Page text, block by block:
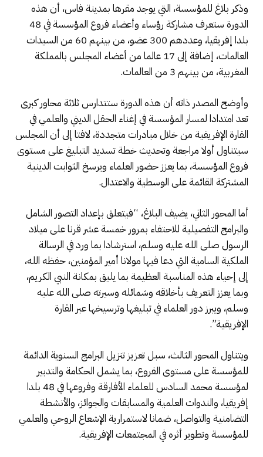
وذكر بلاغ للمؤسسة، التي يوجد مقرها بمدينة فاس، أن هذه
الدورة ستعرف مشاركة رؤساء وأعضاء فروع المؤسسة في 48
بلدا إفريقيا، وعددهم 300 عضو، من بينهم 60 من السيدات
العالمات، إضافة إلى 17 عالما من أعضاء المجلس بالمملكة
المغربية، من بينهم 3 من العالمات.
وأوضح المصدر ذاته أن هذه الدورة ستتدارس ثلاثة محاور كبرى
تعد امتدادا لمسار المؤسسة في إغناء الحقل الديني والعلمي في
القارة الإفريقية من خلال مبادرات متجددة، لافتا إلى أن المجلس
سيتناول أولا مراجعة وتحديث خطة تسديد التبليغ على مستوى
فروع المؤسسة، بما يعزز حضور العلماء ويرسخ الثوابت الدينية
المشتركة القائمة على الوسطية والاعتدال.
أما المحور الثاني، يضيف البلاغ، “فيتعلق بإعداد التصور الشامل
والبرامج التفصيلية للاحتفاء بمرور خمسة عشر قرنا على ميلاد
الرسول صلى الله عليه وسلم، استرشادا بما ورد في الرسالة
الملكية السامية التي دعا فيها مولانا أمير المؤمنين، حفظه الله،
إلى إحياء هذه المناسبة العظيمة بما يليق بمكانة النبي الكريم،
وبما يعزز التعريف بأخلاقه وشمائله وسيرته صلى الله عليه
وسلم، ويبرز دور العلماء في تبليغها وترسيخها عبر القارة
الإفريقية”.
ويتناول المحور الثالث، سبل تعزيز تنزيل البرامج السنوية الدائمة
للمؤسسة على مستوى الفروع، بما يشمل الحكامة والتدبير
لمؤسسة محمد السادس للعلماء الأفارقة وفروعها في 48 بلدا
إفريقيا، والندوات العلمية والمسابقات والجوائز، والأنشطة
التضامنية والتواصل، ضمانا لاستمرارية الإشعاع الروحي والعلمي
للمؤسسة وتطوير أثره في المجتمعات الإفريقية.